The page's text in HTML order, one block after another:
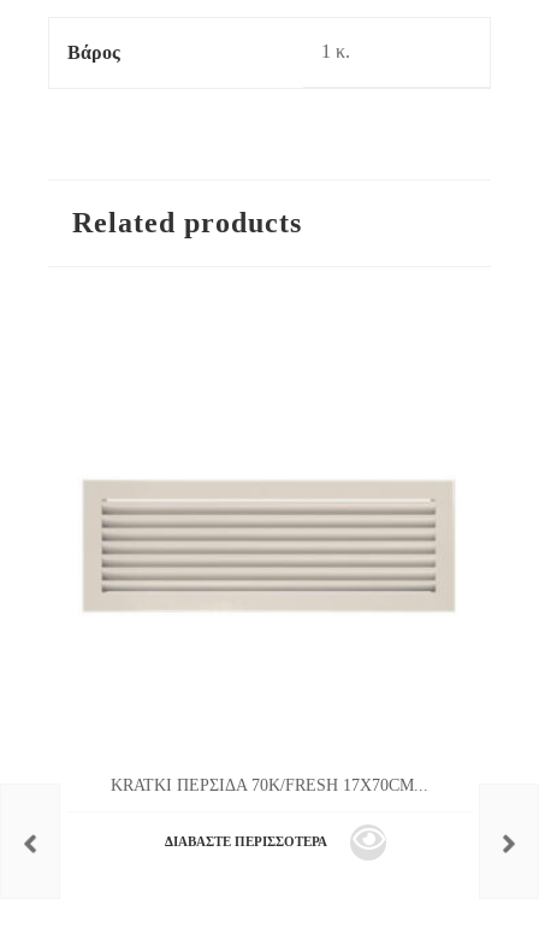
Βάρος 1 κ.
Related products
KRATKI ΠΕΡΣΙΔΑ 70K/FRESH 17X70CM...
ΔΙΑΒΆΣΤΕ ΠΕΡΙΣΣΌΤΕΡΑ